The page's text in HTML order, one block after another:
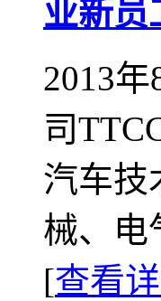
业新员
2013
司
汽车技
械、电
[查看